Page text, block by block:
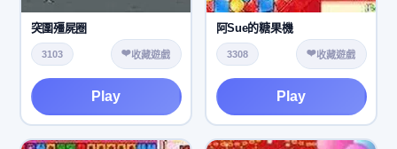
突圍殭屍圈
3103 ❤️收藏遊戲
Play
阿Sue的糖果機
3308 ❤️收藏遊戲
Play